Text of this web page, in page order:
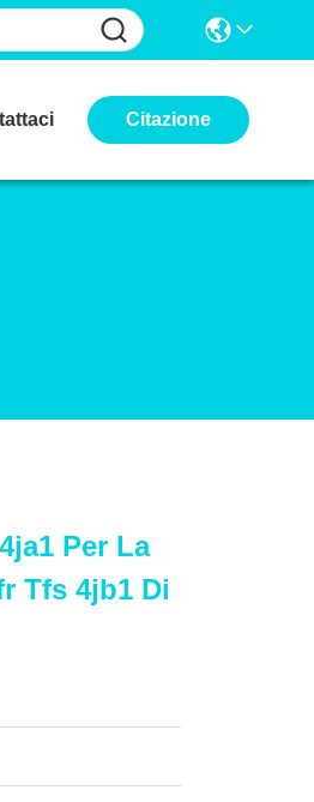
Citazione
Per La
Tfs 4jb1 Di